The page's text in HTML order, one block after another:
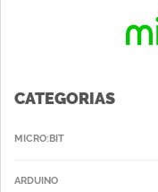
CATEGORIAS
MICRO:BIT
ARDUINO